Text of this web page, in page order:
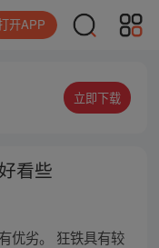
开APP
立即下载
看些
优劣。 狂铁具有较